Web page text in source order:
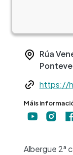
Rúa
Webhttps://
Máis
Albergue 2ª